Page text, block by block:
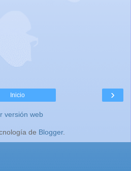
›
Inicio
versión web
de Blogger.